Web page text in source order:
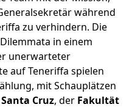
während
zu verhindern. Die
in einem
unerwarteter
auf Teneriffa spielen
mit Schauplätzen
Cruz, der Fakultät